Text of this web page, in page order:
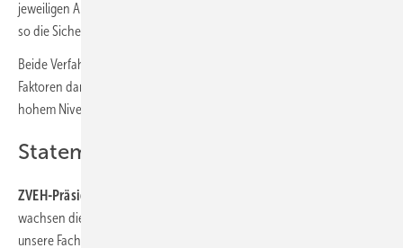
jeweiligen Arbeiten notwendigen Qualifikationen vorhanden sind, um
so die Sicherheit der Strom-, Gas- und Wassernetze zu gewährleisten.
Beide Verfahren stellen damit für die beteiligten Verbände wichtige
Faktoren dar, die gewährleisten, dass die Energiewende auf fachlich
hohem Niveau umgesetzt wird.
Statements aus den Verbänden
ZVEH-Präsident Lothar Hellmann
wachsen die Anforderungen an unsere Netze und damit auch an
unsere Fachkräfte. Ein gutes Beispiel hierfür sind Photovoltaik-